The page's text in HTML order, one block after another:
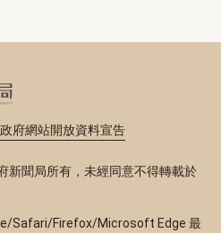
政府網站開放資料宣告
新聞局所有，未經同意不得轉載於
Safari/Firefox/Microsoft Edge 最